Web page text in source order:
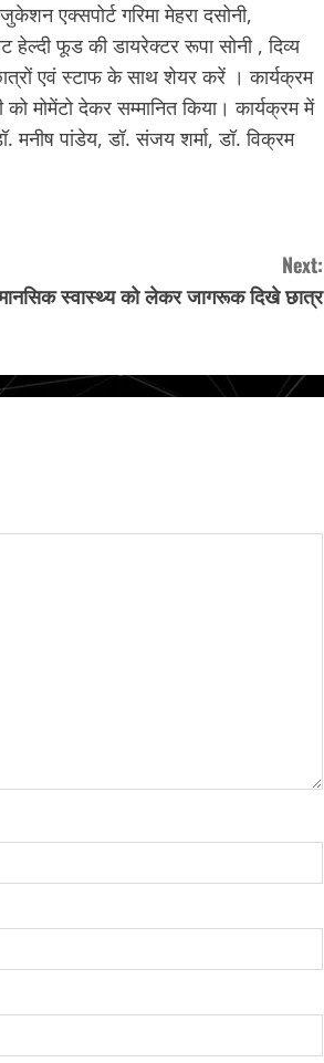
एक्सपोर्ट गरिमा मेहरा दसोनी,
हेल्दी फूड की डायरेक्टर रूपा सोनी , दिव्य
एवं स्टाफ के साथ शेयर करें । कार्यक्रम
मोमेंटो देकर सम्मानित किया। कार्यक्रम में
पांडेय, डॉ. संजय शर्मा, डॉ. विक्रम
Next:
स्वास्थ्य को लेकर जागरूक दिखे छात्र